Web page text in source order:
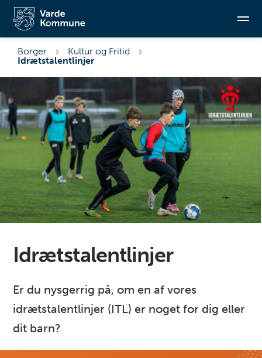
Borger
Kultur og Fritid
Idrætstalentlinjer
Idrætstalentlinjer
Er du nysgerrig på, om en af vores
idrætstalentlinjer (ITL) er noget for dig eller
dit barn?